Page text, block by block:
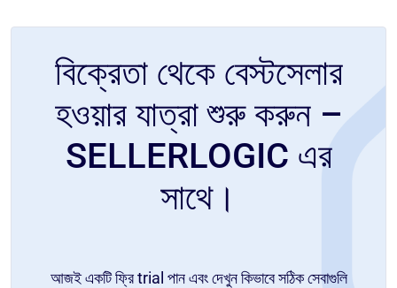
বিক্রেতা থেকে বেস্টসেলার
হওয়ার যাত্রা শুরু করুন –
SELLERLOGIC এর
সাথে।
আজই একটি ফ্রি trial পান এবং দেখুন কিভাবে সঠিক সেবাগুলি